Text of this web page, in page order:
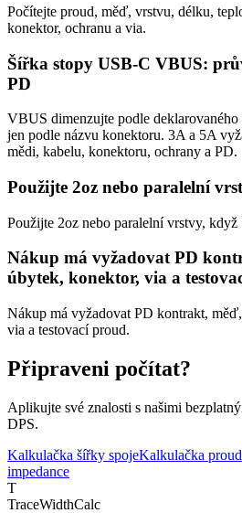
Počítejte proud, měď, vrstvu, délku,
konektor, ochranu a via.
Šířka stopy USB-C VBUS:
PD
VBUS dimenzujte podle
jen podle názvu konektoru. 3A a 5A
mědi, kabelu, konektoru, ochrany a PD.
Použijte 2oz nebo paralelní
Použijte 2oz nebo paralelní vrstvy, když
Nákup má vyžadovat PD
úbytek, konektor, via a
Nákup má vyžadovat PD kontrakt,
via a testovací proud.
Připraveni počítat?
Aplikujte své znalosti s našimi
DPS.
Kalkulačka šířky spojeKalkulačka
impedance
T
TraceWidthCalc